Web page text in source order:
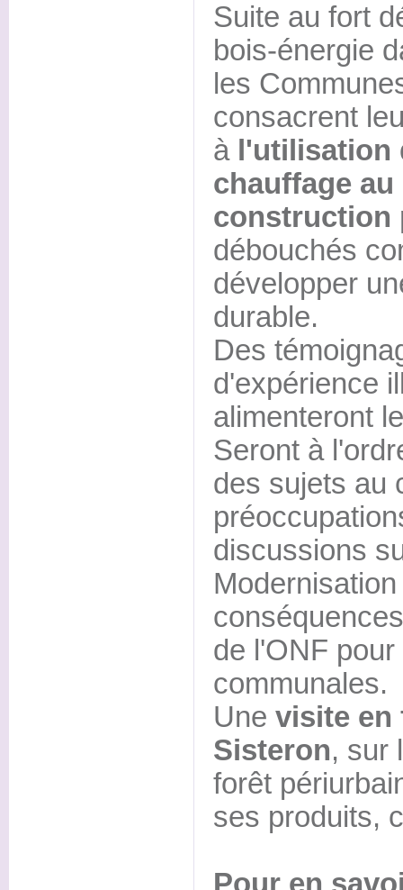
Suite au fort
bois-énergie
les
consacrent
à l'utilisation
chauffage
construction
débouchés
développer
durable.
Des
d'expérience
alimenteront
Seront à
des sujets au
discussions
de l'ONF
communales.
Une visite en
Sisteron, sur
forêt
ses produits,